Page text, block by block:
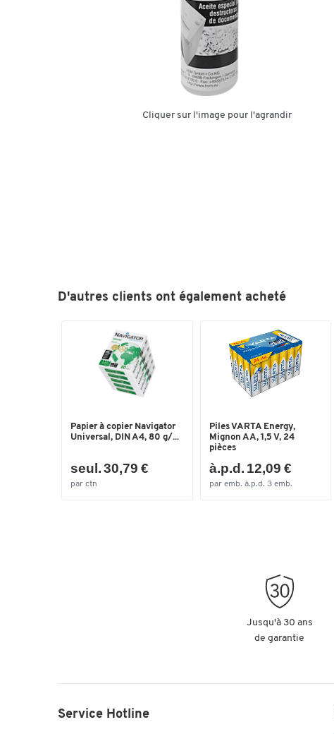
Cliquer sur l'image pour l'agrandir
D'autres clients ont également acheté
Papier à copier Navigator
Universal, DIN A4, 80 g/...
seul. 30,79 €
par ctn
Piles VARTA Energy,
Mignon AA, 1,5 V, 24
pièces
à.p.d. 12,09 €
par emb. à.p.d. 3 emb.
Jusqu'à 30 ans
de garantie
Service Hotline